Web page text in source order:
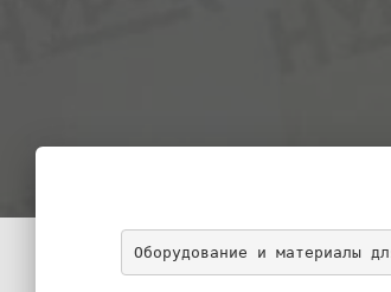
Оборудование и материалы